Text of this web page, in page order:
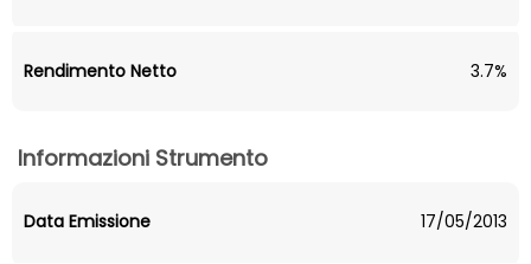
Rendimento Netto 3.7%
Informazioni Strumento
Data Emissione 17/05/2013